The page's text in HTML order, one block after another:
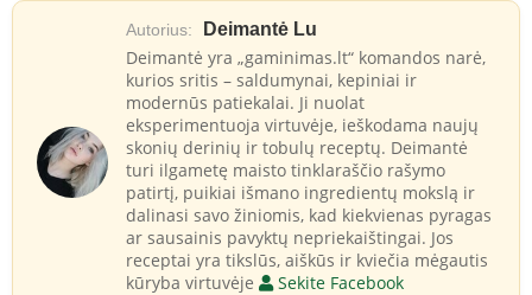
Autorius: Deimantė Lu
Deimantė yra „gaminimas.lt“ komandos narė,
kurios sritis – saldumynai, kepiniai ir
modernūs patiekalai. Ji nuolat
eksperimentuoja virtuvėje, ieškodama naujų
skonių derinių ir tobulų receptų. Deimantė
turi ilgametę maisto tinklaraščio rašymo
patirtį, puikiai išmano ingredientų mokslą ir
dalinasi savo žiniomis, kad kiekvienas pyragas
ar sausainis pavyktų nepriekaištingai. Jos
receptai yra tikslūs, aiškūs ir kviečia mėgautis
kūryba virtuvėje
Sekite Facebook